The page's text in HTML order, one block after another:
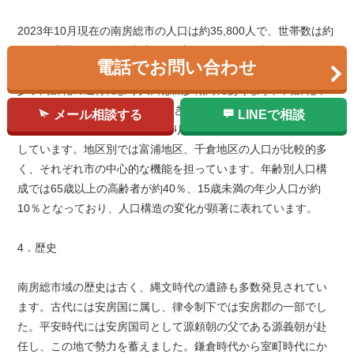
2023年10月現在の南房総市の人口は約35,800人で、世帯数は約
16,500世帯です。人口密度は1平方キロメートル当たり約156人
となっています。合併当時の2006年には約43,000人でしたが、
少子高齢化の進行により人口は減少傾向にあります。高齢化率
は約40％に達し、全国平均を大きく上回っています。一方で、
移住・定住促進事業の効果もあり、首都圏からの移住者も増加
しています。地区別では富浦地区、千倉地区の人口が比較的多
く、それぞれ市の中心的な機能を担っています。年齢別人口構
成では65歳以上の高齢者が約40％、15歳未満の年少人口が約
10％となっており、人口構造の変化が顕著に表れています。
4．歴史
南房総市域の歴史は古く、縄文時代の遺跡も多数発見されてい
ます。古代には安房国に属し、律令制下では安房郡の一部でし
た。平安時代には安房国司として源頼朝の父である源義朝が赴
任し、この地で勢力を蓄えました。鎌倉時代から室町時代にか
電話でお問い合わせ
メール相談する LINEで相談